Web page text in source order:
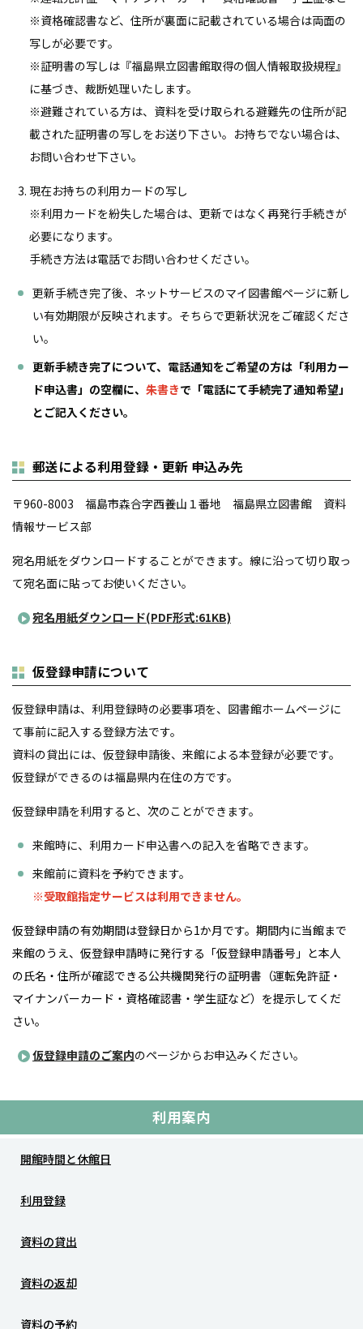
利用案内
開館時間と休館日
利用登録
資料の貸出
資料の返却
資料の予約
※資格確認書など、住所が裏面に記載されている場合は両面の
写しが必要です。
※証明書の写しは『福島県立図書館取得の個人情報取扱規程』
に基づき、裁断処理いたします。
※避難されている方は、資料を受け取られる避難先の住所が記
載された証明書の写しをお送り下さい。お持ちでない場合は、
お問い合わせ下さい。
現在お持ちの利用カードの写し
※利用カードを紛失した場合は、更新ではなく再発行手続きが
必要になります。
手続き方法は電話でお問い合わせください。
更新手続き完了後、ネットサービスのマイ図書館ページに新し
い有効期限が反映されます。そちらで更新状況をご確認くださ
い。
更新手続き完了について、電話通知をご希望の方は「利用カー
ド申込書」の空欄に、 朱書きで「電話にて手続完了通知希望」
とご記入ください。
郵送による利用登録・更新 申込み先
〒960-8003 福島市森合字西養山１番地 福島県立図書館 資料
情報サービス部
宛名用紙をダウンロードすることができます。線に沿って切り取っ
て宛名面に貼ってお使いください。
宛名用紙ダウンロード(PDF形式:61KB)
仮登録申請について
仮登録申請は、利用登録時の必要事項を、図書館ホームページに
て事前に記入する登録方法です。
資料の貸出には、仮登録申請後、来館による本登録が必要です。
仮登録ができるのは福島県内在住の方です。
仮登録申請を利用すると、次のことができます。
来館時に、利用カード申込書への記入を省略できます。
来館前に資料を予約できます。
※受取館指定サービスは利用できません。
仮登録申請の有効期間は登録日から1か月です。期間内に当館まで
来館のうえ、仮登録申請時に発行する「仮登録申請番号」と本人
の氏名・住所が確認できる公共機関発行の証明書（運転免許証・
マイナンバーカード・資格確認書・学生証など）を提示してくだ
さい。
仮登録申請のご案内のページからお申込みください。